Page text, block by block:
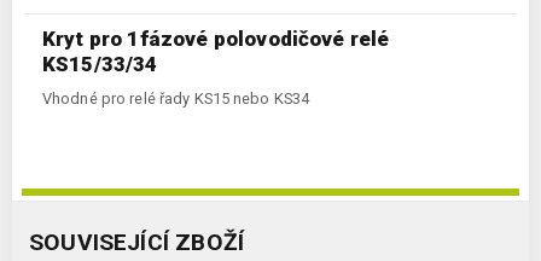
Kryt pro 1fázové polovodičové relé
KS15/33/34
Vhodné pro relé řady KS15 nebo KS34
SOUVISEJÍCÍ ZBOŽÍ